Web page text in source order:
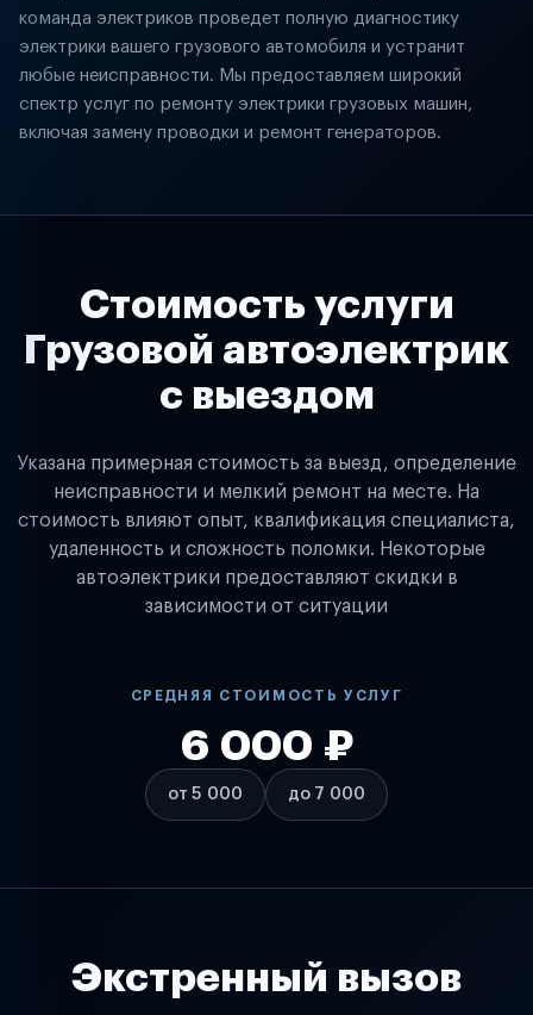
команда электриков проведет полную диагностику
электрики вашего грузового автомобиля и устранит
любые неисправности. Мы предоставляем широкий
спектр услуг по ремонту электрики грузовых машин,
включая замену проводки и ремонт генераторов.
Стоимость услуги
Грузовой автоэлектрик
с выездом
Указана примерная стоимость за выезд, определение
неисправности и мелкий ремонт на месте. На
стоимость влияют опыт, квалификация специалиста,
удаленность и сложность поломки. Некоторые
автоэлектрики предоставляют скидки в
зависимости от ситуации
СРЕДНЯЯ СТОИМОСТЬ УСЛУГ
от 5 000
6 000 ₽
до 7 000
Экстренный вызов